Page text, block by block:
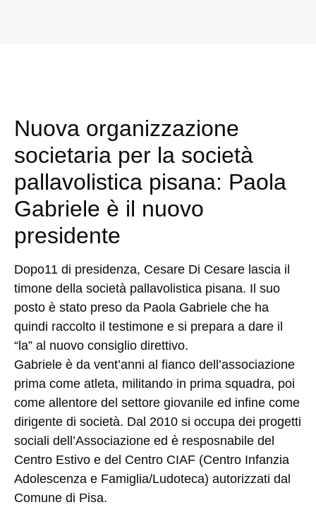
Nuova organizzazione
societaria per la società
pallavolistica pisana: Paola
Gabriele è il nuovo
presidente
Dopo11 di presidenza, Cesare Di Cesare lascia il
timone della società pallavolistica pisana. Il suo
posto è stato preso da Paola Gabriele che ha
quindi raccolto il testimone e si prepara a dare il
“la” al nuovo consiglio direttivo.
Gabriele è da vent’anni al fianco dell’associazione
prima come atleta, militando in prima squadra, poi
come allentore del settore giovanile ed infine come
dirigente di società. Dal 2010 si occupa dei progetti
sociali dell’Associazione ed è resposnabile del
Centro Estivo e del Centro CIAF (Centro Infanzia
Adolescenza e Famiglia/Ludoteca) autorizzati dal
Comune di Pisa.